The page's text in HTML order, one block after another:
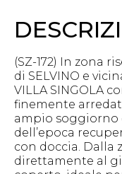
(SZ-172) In zona
di SELVINO e
VILLA SINGOLA
finemente
ampio soggiorno
dell’epoca
con doccia. Dalla
direttamente al